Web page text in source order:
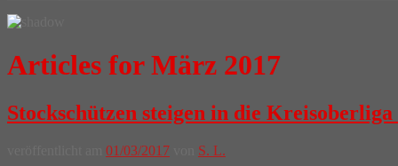
Articles for März 2017
Stockschützen steigen in die Kreisoberliga
01/03/2017 S. L.